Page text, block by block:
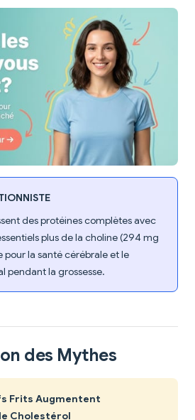
des protéines complètes avec
plus de la choline (294 mg
pour la santé cérébrale et le
la grossesse.
des Mythes
Frits Augmentent
Cholestérol